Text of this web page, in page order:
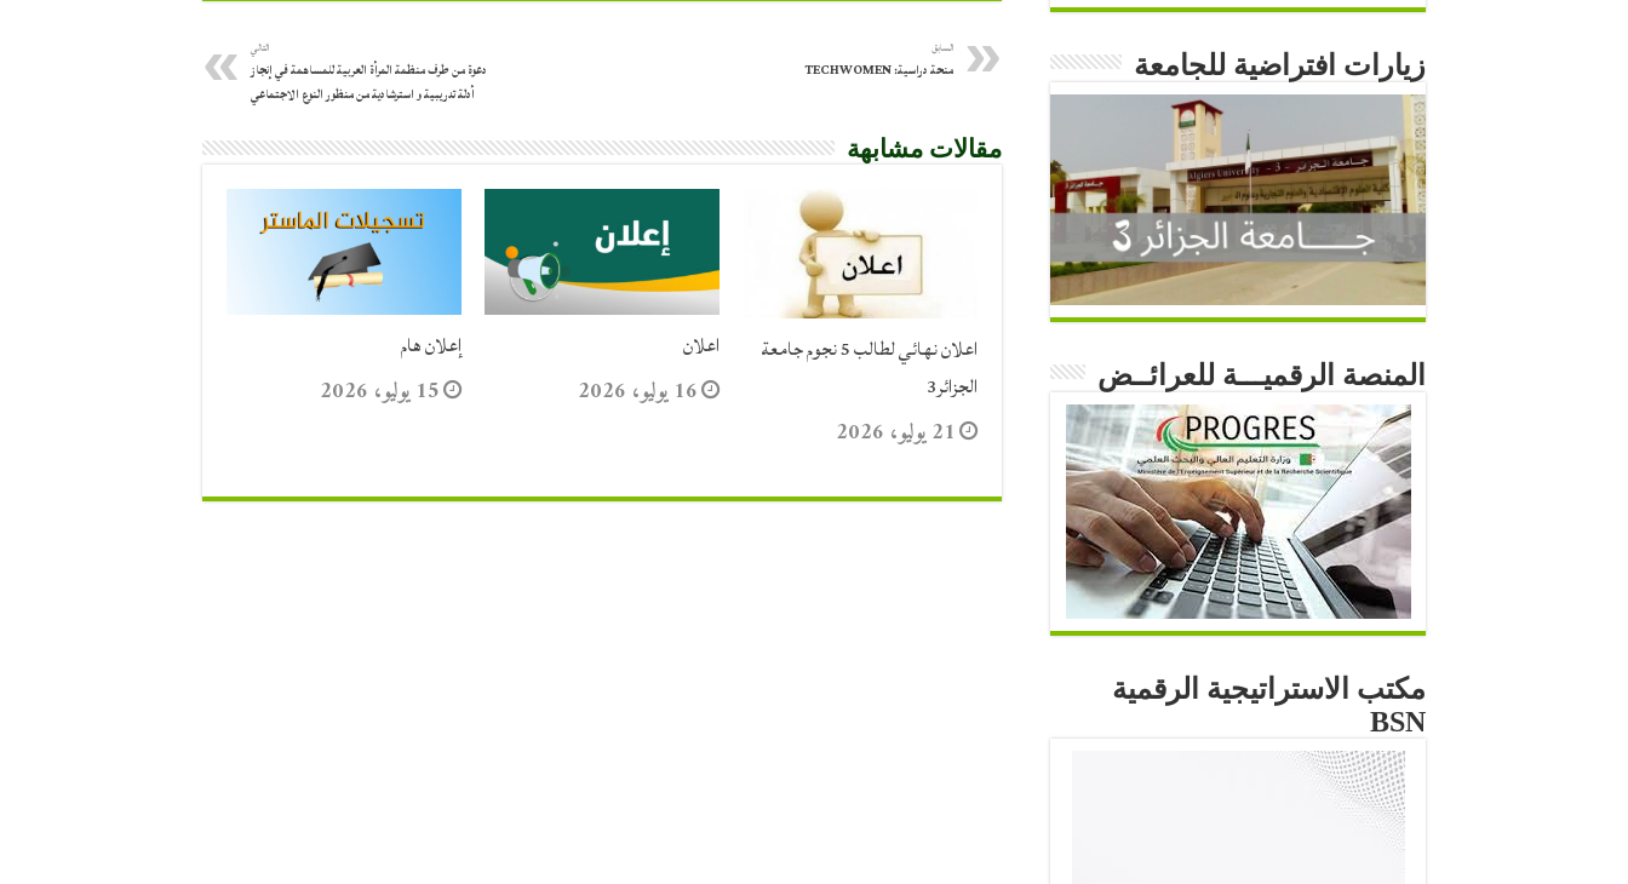
السابق
منحة دراسية: TECHWOMEN
التالي
دعوة من طرف منظمة المرأة العربية للمساهمة في إنجاز
أدلة تدريبية و استرشادية من منظور النوع الاجتماعي
مقالات مشابهة
اعلان نهائي لطالب 5 نجوم جامعة
الجزائر3
21 يوليو، 2026
اعلان
16 يوليو، 2026
إعلان هام
15 يوليو، 2026
زيارات افتراضية للجامعة
المنصة الرقميـــة للعرائــض
مكتب الاستراتيجية الرقمية
BSN